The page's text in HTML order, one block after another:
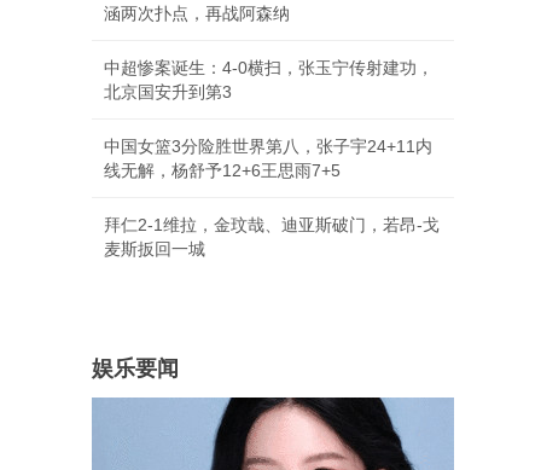
涵两次扑点，再战阿森纳
中超惨案诞生：4-0横扫，张玉宁传射建功，
北京国安升到第3
中国女篮3分险胜世界第八，张子宇24+11内
线无解，杨舒予12+6王思雨7+5
拜仁2-1维拉，金玟哉、迪亚斯破门，若昂-戈
麦斯扳回一城
娱乐要闻